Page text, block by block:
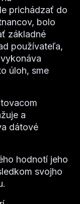
prichádzať do
bolo
základné
používateľa,
úloh, sme
a
dátové
hodnotí jeho
svojho